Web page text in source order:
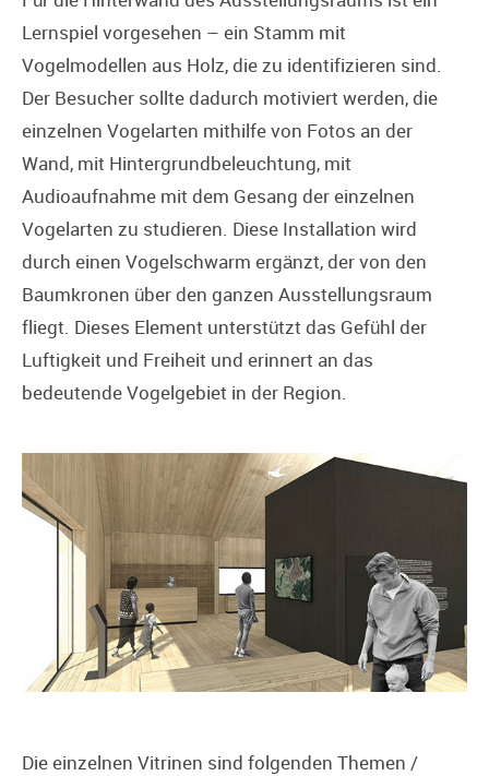
Lernspiel vorgesehen – ein Stamm mit
Vogelmodellen aus Holz, die zu identifizieren sind.
Der Besucher sollte dadurch motiviert werden, die
einzelnen Vogelarten mithilfe von Fotos an der
Wand, mit Hintergrundbeleuchtung, mit
Audioaufnahme mit dem Gesang der einzelnen
Vogelarten zu studieren. Diese Installation wird
durch einen Vogelschwarm ergänzt, der von den
Baumkronen über den ganzen Ausstellungsraum
fliegt. Dieses Element unterstützt das Gefühl der
Luftigkeit und Freiheit und erinnert an das
bedeutende Vogelgebiet in der Region.
Die einzelnen Vitrinen sind folgenden Themen /